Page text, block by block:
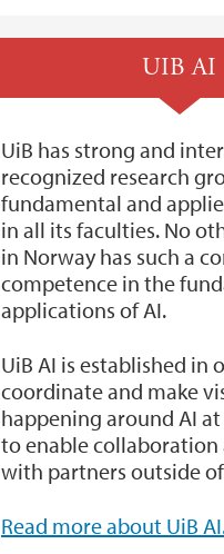
UIB AI
UiB has strong and
recognized research
fundamental and
in all its faculties. No
in Norway has such a
competence in the
applications of AI.
UiB AI is established in
coordinate and make
happening around AI at
to enable collaboration
with partners outside
Read more about UiB